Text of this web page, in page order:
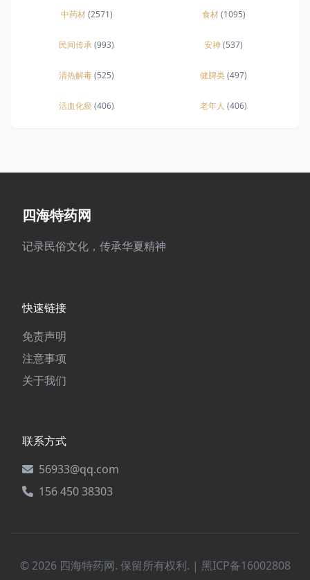
中药材(2571) 食材(1095)
民间传承(993) 安神(537)
清热解毒(525) 健脾类(497)
活血化瘀(406) 老年人 (406)
四海特药网
记录民俗文化，传承华夏精神
快速链接
免责声明
注意事项
关于我们
联系方式
56933@qq.com
156 450 38303
© 2026 四海特药网. 保留所有权利. | 黑ICP备16002808